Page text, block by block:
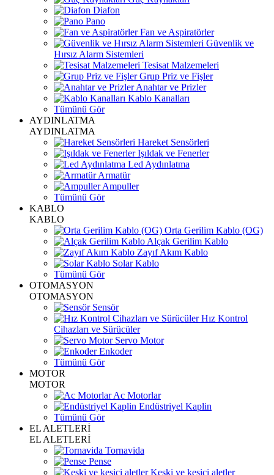
Diafon
Pano
Fan ve Aspiratörler
Güvenlik ve
Hırsız Alarm Sistemleri
Tesisat Malzemeleri
Grup Priz ve Fişler
Anahtar ve Prizler
Kablo Kanalları
Tümünü Gör
AYDINLATMA
AYDINLATMA
Hareket Sensörleri
Işıldak ve Fenerler
Led Aydınlatma
Armatür
Ampuller
Tümünü Gör
KABLO
KABLO
Orta Gerilim Kablo (OG)
Alçak Gerilim Kablo
Zayıf Akım Kablo
Solar Kablo
Tümünü Gör
OTOMASYON
OTOMASYON
Sensör
Hız Kontrol
Cihazları ve Sürücüler
Servo Motor
Enkoder
Tümünü Gör
MOTOR
MOTOR
Ac Motorlar
Endüstriyel Kaplin
Tümünü Gör
EL ALETLERİ
EL ALETLERİ
Tornavida
Pense
Keski ve kesici aletler